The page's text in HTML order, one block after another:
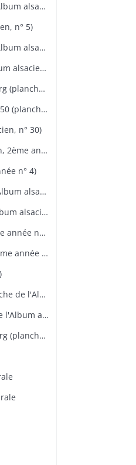
Ancienne maison de Strasbourg (planche de l'Album alsacien, n° 4)
n° 5)
Intérieur du nouveau Windstein (planche de l'Album alsacien, n° 13)
Strasbourg, Tour des martyrs (planche de l'Album alsacien, n° 17)
Maison forestière près du château de Spesbourg (planche de l'Album alsacien, n° 18)
Incendie du théâtre de Strasbourg le 30 mai 1850 (planche de l'Album alsacien, n° 29)
n° 30)
Vue de Gérardmer (planche de l'Album alsacien, 2ème année n°1)
n° 4)
Ruines du château de Bernstein (planche de l'Album alsacien, 2ème année n° 9)
Vue intérieure de Niederbronn (planche de l'Album alsacien, 2ème année n° 11)
Kaysersberg (planche de l'Album alsacien, 2ème année n° 17)
Eglise de Seltz (planche de l'Album alsacien, 2ème année n° 24)
Château de Schoeneck près Niederbronn (planche de l'Album alsacien, n° 4)
Saint-Hypolite et le Hoh Königsburg (planche de l'Album alsacien, n° 22)
Porte de la chaire de la cathédrale de Strasbourg (planche de l'Album alsacien, n° 28)